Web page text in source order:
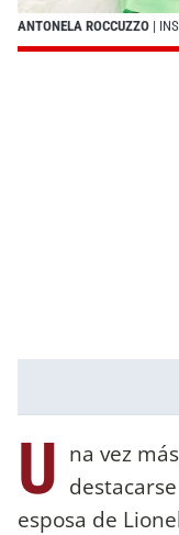
ANTONELA ROCCUZZO |
U na vez
esposa de